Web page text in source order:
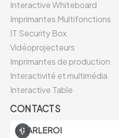
Interactive Whiteboard
Imprimantes Multifonctions
IT Security Box
Vidéoprojecteurs
Imprimantes de production
Interactivité et multimédia
Interactive Table
CONTACTS
CHARLEROI